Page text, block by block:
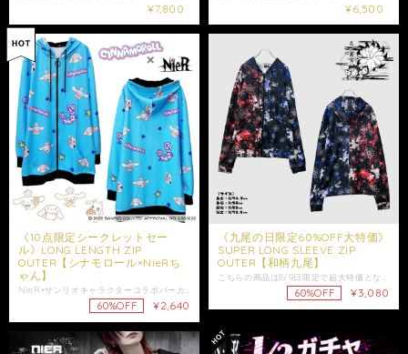
¥7,800 ¥6,500
《10点限定シークレットセー
ル》LONG LENGTH ZIP
OUTER【シナモロール×NieRち
ゃん】
60%OFF ¥2,640
《九尾の日限定60%OFF大特価》
SUPER LONG SLEEVE ZIP
OUTER【和柄九尾】
60%OFF ¥3,080